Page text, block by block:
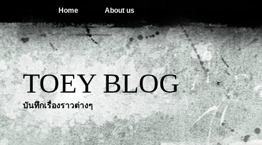
Home About us
TOEY BLOG
บันทึกเรื่องราวต่างๆ